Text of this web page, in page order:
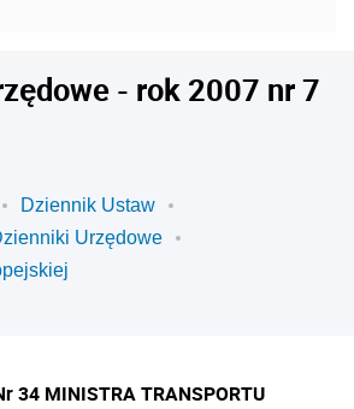
- rok 2007 nr 7
Dziennik Ustaw
Urzędowe
34 MINISTRA TRANSPORTU